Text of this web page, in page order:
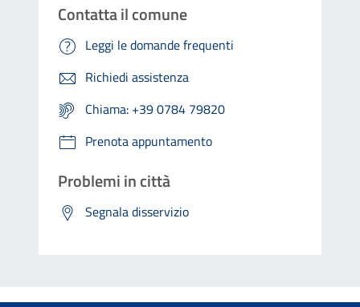
Contatta il comune
Leggi le domande frequenti
Richiedi assistenza
Chiama: +39 0784 79820
Prenota appuntamento
Problemi in città
Segnala disservizio